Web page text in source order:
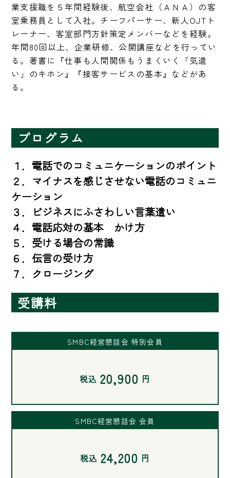
業支援職を５年間経験後、航空会社（ＡＮＡ）の客
室乗務員として入社。チーフパーサー、新人OJTト
レーナー、客室部門方針策定メンバーなどを経験。
年間80回以上、企業研修、公開講座などを行ってい
る。著書に『仕事も人間関係もうまくいく「気遣
い」のキホン』『接客サービスの基本』などがあ
る。
プログラム
１．電話でのコミュニケーションのポイント
２．マイナスを感じさせない電話のコミュニ
ケーション
３．ビジネスにふさわしい言葉遣い
４．電話応対の基本　かけ方
５．受ける場合の常識
６．伝言の受け方
７．クロージング
受講料
SMBC経営懇話会 特別会員
税込 20,900 円
SMBC経営懇話会 会員
税込 24,200 円